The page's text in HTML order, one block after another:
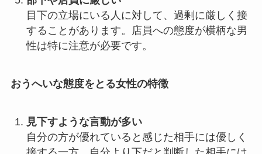
目下の立場にいる人に対して、過剰に厳しく接
することがあります。店員への態度が横柄な男
性は特に注意が必要です。
おうへいな態度をとる女性の特徴
見下すような言動が多い
自分の方が優れていると感じた相手には優しく